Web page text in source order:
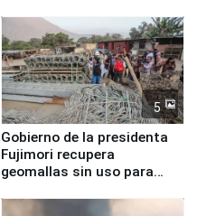
5
Gobierno de la presidenta
Fujimori recupera
geomallas sin uso para
Fenómeno El Niño